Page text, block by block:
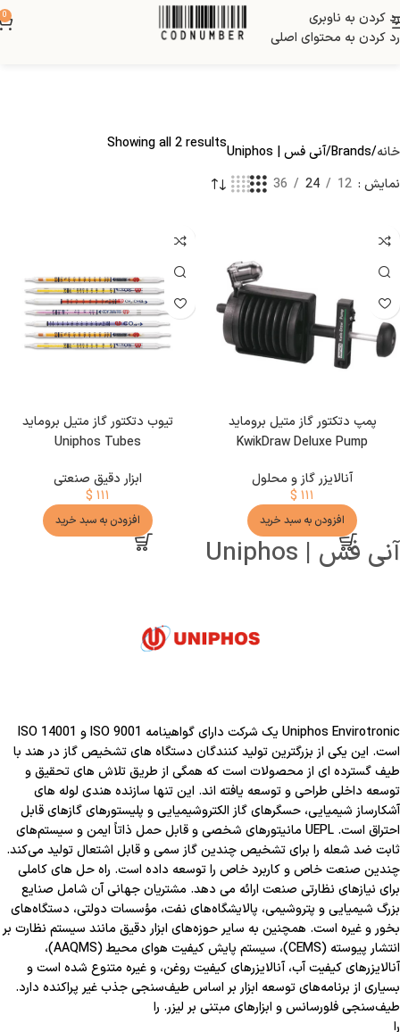
رد کردن به ناوبری
رد کردن به محتوای اصلی
0
خانه Brands آنی فس | Uniphos Showing all 2 results
نمایش 12
24
36
پمپ دتکتور گاز متیل بروماید
KwikDraw Deluxe Pump
آنالایزر گاز و محلول
$ ۱۱۱
افزودن به سبد خرید
تیوب دتکتور گاز متیل بروماید
Uniphos Tubes
ابزار دقیق صنعتی
$ ۱۱۱
افزودن به سبد خرید
آنی فس | Uniphos
Uniphos Envirotronic یک شرکت دارای گواهینامه ISO 9001 و ISO 14001
است. این یکی از بزرگترین تولید کنندگان دستگاه های تشخیص گاز در هند با
طیف گسترده ای از محصولات است که همگی از طریق تلاش های تحقیق و
توسعه داخلی طراحی و توسعه یافته اند. این تنها سازنده هندی لوله های
آشکارساز شیمیایی، حسگرهای گاز الکتروشیمیایی و پلیستورهای گازهای قابل
احتراق است. UEPL مانیتورهای شخصی و قابل حمل ذاتاً ایمن و سیستم‌های
ثابت ضد شعله را برای تشخیص چندین گاز سمی و قابل اشتعال تولید می‌کند.
چندین صنعت خاص و کاربرد خاص را توسعه داده است. راه حل های کاملی
برای نیازهای نظارتی صنعت ارائه می دهد. مشتریان جهانی آن شامل صنایع
بزرگ شیمیایی و پتروشیمی، پالایشگاه‌های نفت، مؤسسات دولتی، دستگاه‌های
بخور و غیره است. همچنین به سایر حوزه‌های ابزار دقیق مانند سیستم نظارت بر
انتشار پیوسته (CEMS)، سیستم پایش کیفیت هوای محیط (AAQMS)،
آنالایزرهای کیفیت آب، آنالایزرهای کیفیت روغن، و غیره متنوع شده است و
بسیاری از برنامه‌های توسعه ابزار بر اساس طیف‌سنجی جذب غیر پراکنده دارد.
طیف‌سنجی فلورسانس و ابزارهای مبتنی بر لیزر. را
را